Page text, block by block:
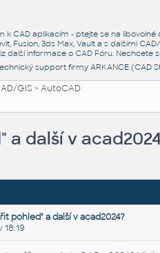
k CAD aplikacím - ptejte se na
Fusion, 3ds Max, Vault a s dalšími
další informace o CAD Fóru. Nechcete
support firmy ARKANCE (CAD
GIS>AutoCAD
další v
pohled" a další v acad2024?